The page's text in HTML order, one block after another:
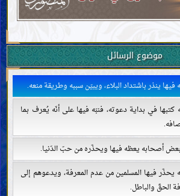
موضوع الرسائل
كتبها في بداية دعوته، فنبّه فيها على أنّه يُعرف بما
يحذّر فيها المسلمين من عدم المعرفة، ويدعوهم إلى
الحقّ والباطل.